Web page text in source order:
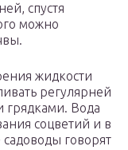
спустя
можно
жидкости
регулярней
Вода
соцветий и в
говорят